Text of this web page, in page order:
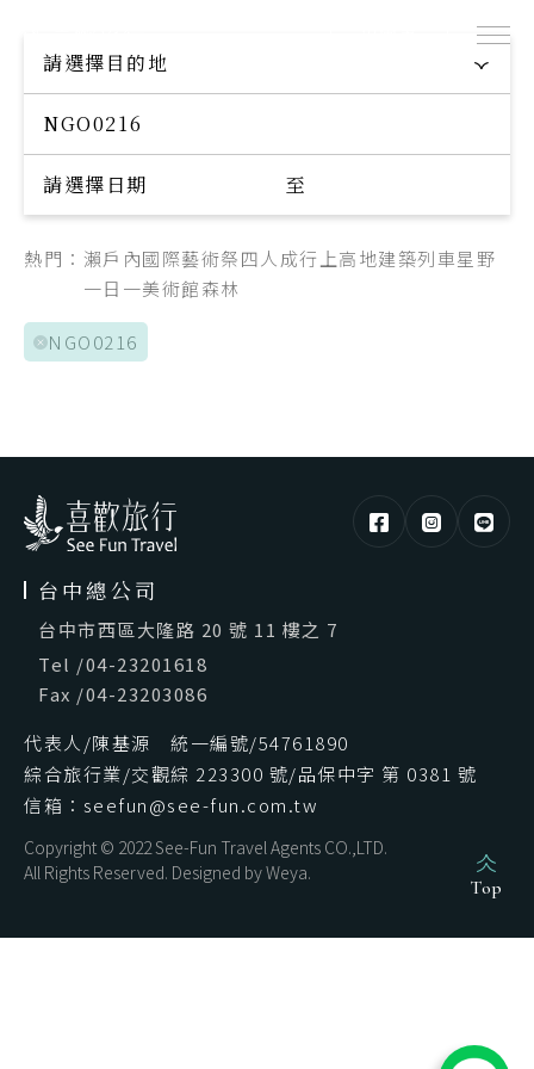
探索專屬您的旅程
Explore your trip
請選擇目的地
請選擇日期 至
熱門： 瀨戶內國際藝術祭四人成行 上高地建築列車星野
一日一美術館森林
NGO0216
台中總公司
台中市西區大隆路 20 號 11 樓之 7
Tel /04-23201618
Fax /04-23203086
代表人/陳基源 統一編號/54761890
綜合旅行業/交觀綜 223300 號/品保中字 第 0381 號
信箱：seefun@see-fun.com.tw
Copyright © 2022 See-Fun Travel Agents CO.,LTD.
All Rights Reserved. Designed byWeya.
Top